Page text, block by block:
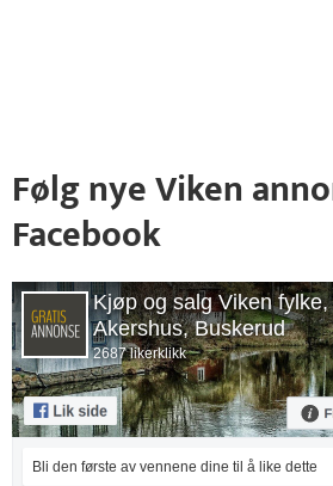
Følg nye Viken
Facebook
Kjøp og salg Viken fylke,
Akershus, Buskerud
2687 likerklikk
Bli den første av vennene dine til å like dette